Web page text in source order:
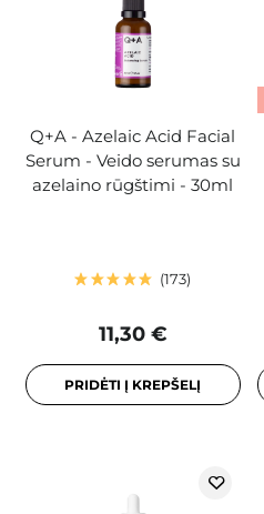
Q+A - Azelaic Acid Facial
Serum - Veido serumas su
azelaino rūgštimi - 30ml
173
11,30 €
PRIDĖTI Į KREPŠELĮ